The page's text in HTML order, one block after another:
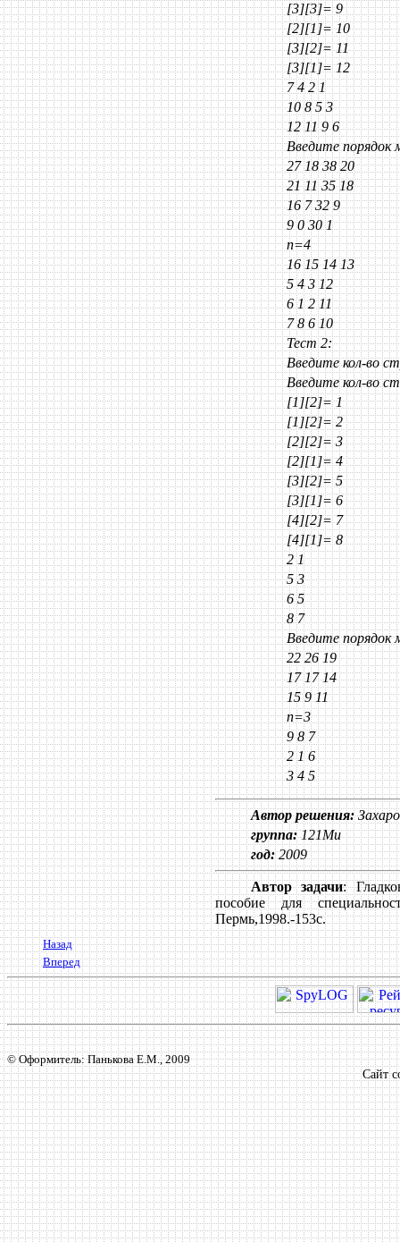
[3][3]= 9
[2][1]= 10
[3][2]= 11
[3][1]= 12
7 4 2 1
10 8 5 3
12 11 9 6
Введите
27 18 38 20
21 11 35 18
16 7 32 9
9 0 30 1
n=4
16 15 14 13
5 4 3 12
6 1 2 11
7 8 6 10
Тест 2:
Введите кол-во
Введите кол-во
[1][2]= 1
[1][2]= 2
[2][2]= 3
[2][1]= 4
[3][2]= 5
[3][1]= 6
[4][2]= 7
[4][1]= 8
2 1
5 3
6 5
8 7
Введите
22 26 19
17 17 14
15 9 11
n=3
9 8 7
2 1 6
3 4 5
Автор решения:
группа:121Ми
год:2009
Автор задачи:
пособие для
Пермь,1998.-153с.
Назад
Вперед
© Оформитель: Панькова Е.М., 2009
Сайт